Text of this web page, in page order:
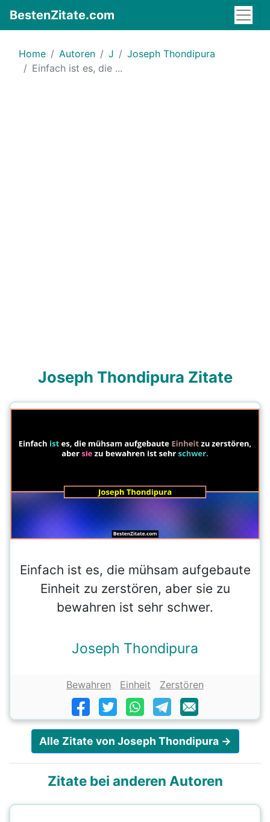
BestenZitate.com
Home Autoren J
Joseph Thondipura
Einfach ist es, die ...
Joseph Thondipura Zitate
Einfach ist es, die mühsam aufgebaute
Einheit zu zerstören, aber sie zu
bewahren ist sehr schwer.
Joseph Thondipura
Bewahren Einheit Zerstören
Alle Zitate von Joseph Thondipura →
Zitate bei anderen Autoren